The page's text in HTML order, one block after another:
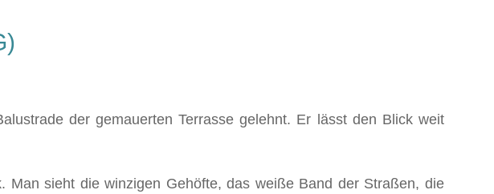
der gemauerten Terrasse gelehnt. Er lässt den Blick weit
Man sieht die winzigen Gehöfte, das weiße Band der Straßen, die